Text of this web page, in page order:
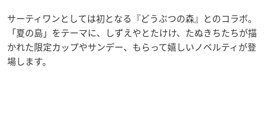
サーティワンとしては初となる『どうぶつの森』とのコラボ。
「夏の島」をテーマに、しずえやとたけけ、たぬきちたちが描
かれた限定カップやサンデー、もらって嬉しいノベルティが登
場します。